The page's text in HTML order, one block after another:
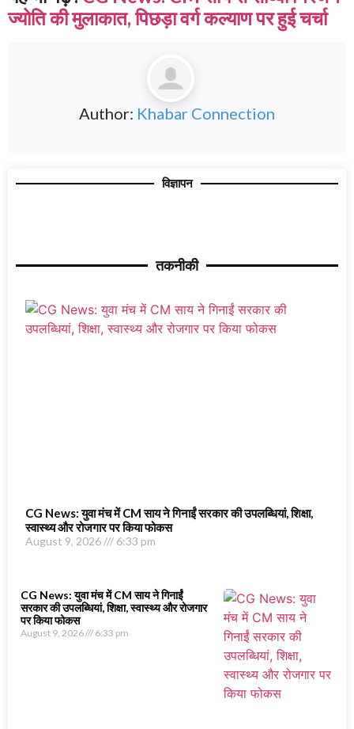
ज्योति की मुलाकात, पिछड़ा वर्ग कल्याण पर हुई चर्चा
Author: Khabar Connection
विज्ञापन
तकनीकी
CG News: युवा मंच में CM साय ने गिनाईं सरकार की उपलब्धियां, शिक्षा,
स्वास्थ्य और रोजगार पर किया फोकस
August 9, 2026 6:33 pm
CG News: युवा मंच में CM साय ने गिनाईं
सरकार की उपलब्धियां, शिक्षा, स्वास्थ्य और रोजगार
पर किया फोकस
August 9, 2026 6:33 pm